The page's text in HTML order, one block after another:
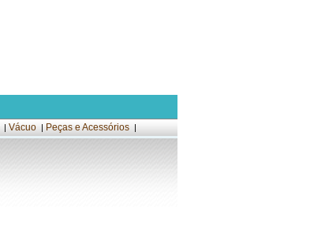
| Vácuo | Peças e Acessórios |